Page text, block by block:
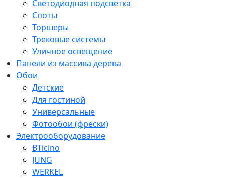
Светодиодная подсветка
Споты
Торшеры
Трековые системы
Уличное освещение
Панели из массива дерева
Обои
Детские
Для гостиной
Универсальные
Фотообои (фрески)
Электрооборудование
BTicino
JUNG
WERKEL